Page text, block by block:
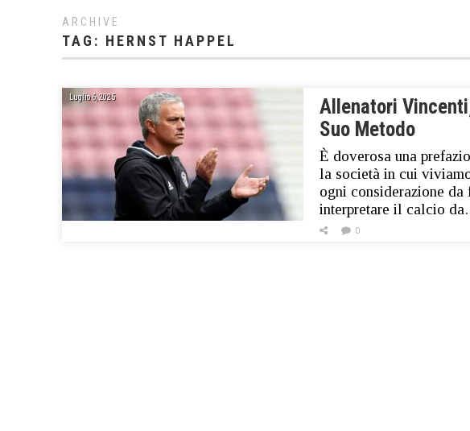
ARCHIVE
TAG: HERNST HAPPEL
Luglio 6, 2025
Allenatori
Suo Metodo
È doverosa una
la società in cui
ogni considerazione
interpretare il calcio
0